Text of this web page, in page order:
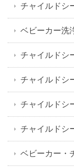
チャイルドシ
ベビーカー洗
チャイルドシ
チャイルドシ
チャイルドシ
チャイルドシ
ベビーカー・